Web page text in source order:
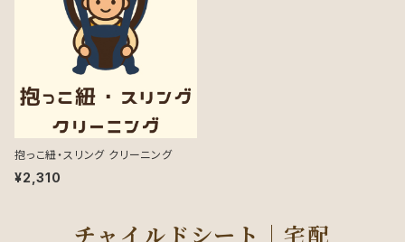
抱っこ紐・スリング クリーニング
¥2,310
チャイルドシート｜宅配